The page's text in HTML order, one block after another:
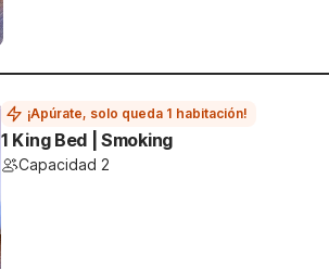
¡Apúrate, solo queda 1 habitación!
1 King Bed | Smoking
Capacidad 2